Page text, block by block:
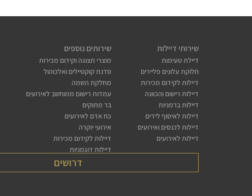
שירותי דיילות
דיילת טעימות
חלוקת עלונים פליירים
דיילות לקידום מכירות
דיילות רישום והכוונה
דיילות ברמניות
דיילות לאיסוף לידים
דיילות לכנסים ואירועים
דיילות לאירועים
שירותים נוספים
מוצרי תצוגה וקידום מכירות
סדנת קוקטיילים ואלכוהול
מחלקת השמה
עמדות רישום ממוחשב לאירועים
בר מתוקים
כח אדם לאירועים
אירועי יוקרה
דיילות לקידום מכירות
דיילות דוגמניות
דרושים